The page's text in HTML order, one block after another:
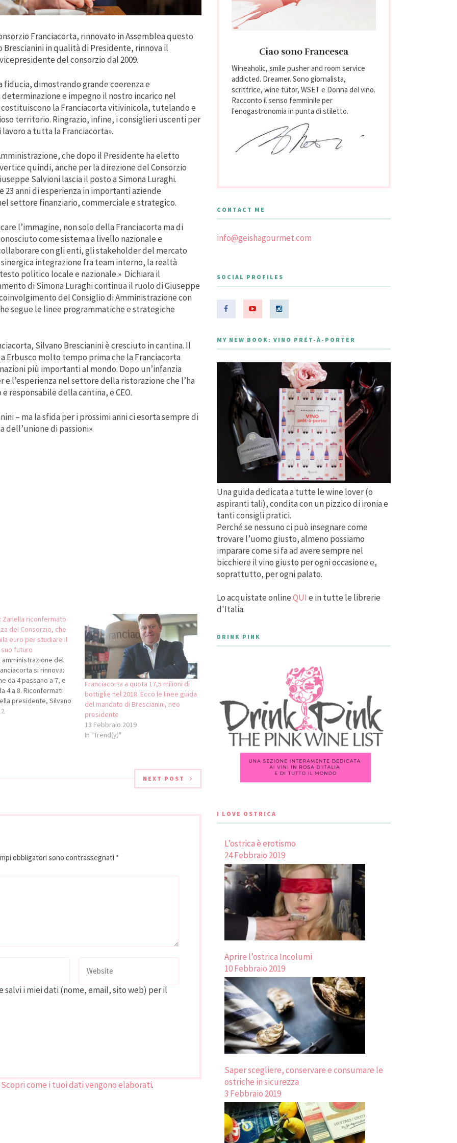
Franciacorta, rinnovato in Assemblea questo
in qualità di Presidente, rinnova il
del consorzio dal 2009.
fiducia, dimostrando grande coerenza e
e impegno il nostro incarico nel
la Franciacorta vitivinicola, tutelando e
territorio. Ringrazio, infine, i consiglieri uscenti per
a tutta la Franciacorta».
che dopo il Presidente ha eletto
quindi, anche per la direzione del Consorzio
Salvioni lascia il posto a Simona Luraghi.
23 anni di esperienza in importanti aziende
settore finanziario, commerciale e strategico.
l’immagine, non solo della Franciacorta ma di
come sistema a livello nazionale e
con gli enti, gli stakeholder del mercato
integrazione fra team interno, la realtà
politico locale e nazionale.» Dichiara il
di Simona Luraghi continua il ruolo di Giuseppe
del Consiglio di Amministrazione con
segue le linee programmatiche e strategiche
Silvano Brescianini è cresciuto in cantina. Il
Erbusco molto tempo prima che la Franciacorta
più importanti al mondo. Dopo un’infanzia
l’esperienza nel settore della ristorazione che l’ha
responsabile della cantina, e CEO.
– ma la sfida per i prossimi anni ci esorta sempre di
dell’unione di passioni».
Zanella riconfermato
del Consorzio, che
euro per studiare il
futuro
amministrazione del
si rinnova:
da 4 passano a 7, e
4 a 8. Riconfermati
presidente, Silvano
Bersi Serlini
Un grande risultato,
Franciacorta a quota 17,5 milioni di
bottiglie nel 2018. Ecco le linee guida
del mandato di Brescianini, neo
presidente
13 Febbraio 2019
In "Trend(y)"
NEXT POST
obbligatori sono contrassegnati *
salvi i miei dati (nome, email, sito web) per il
Scopri come i tuoi dati vengono elaborati.
Ciao sono Francesca
Wineaholic, smile pusher and room service
addicted. Dreamer. Sono giornalista,
scrittrice, wine tutor, WSET e Donna del vino.
Racconto il senso femminile per
l'enogastronomia in punta di stiletto.
CONTACT ME
info@geishagourmet.com
SOCIAL PROFILES
MY NEW BOOK: VINO PRÊT-À-PORTER
Una guida dedicata a tutte le wine lover (o
aspiranti tali), condita con un pizzico di ironia e
tanti consigli pratici.
Perché se nessuno ci può insegnare come
trovare l’uomo giusto, almeno possiamo
imparare come si fa ad avere sempre nel
bicchiere il vino giusto per ogni occasione e,
soprattutto, per ogni palato.
Lo acquistate onlineQUI e in tutte le librerie
d'Italia.
DRINK PINK
I LOVE OSTRICA
L’ostrica è erotismo
24 Febbraio 2019
Aprire l’ostrica Incolumi
10 Febbraio 2019
Saper scegliere, conservare e consumare le
ostriche in sicurezza
3 Febbraio 2019